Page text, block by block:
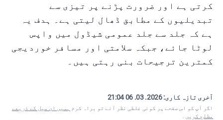
کرتی ہے اور ضرورت پڑنے پر تیزی سے
تبدیلیوں کے مطابق ڈھال لیتی ہے۔ ہدف یہ
ہے کہ جلد سے جلد عمومی شیڈول میں واپس
لوٹا جائے، جبکہ سلامتی اور مسافر خوردیجی
کمترین ترجیحات بنی رہتی ہیں۔
آخری تازہ کاری:2026. 03. 06 21:04
اگر آپ کو اس صفحے پر کوئی غلطی نظر آئے تو براہ کرم ہمیں ای میل کے ذریعے
مطلع کریں ۔